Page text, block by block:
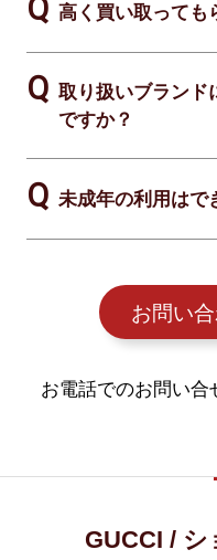
高く買い取っても
取り扱いブランド
ですか？
未成年の利用はで
お問い
お電話でのお問い合
GUCCI /